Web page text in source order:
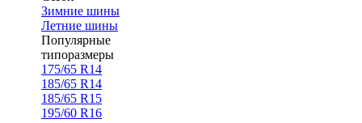
Зимние шины
Летние шины
Популярные
типоразмеры
175/65 R14
185/65 R14
185/65 R15
195/60 R16